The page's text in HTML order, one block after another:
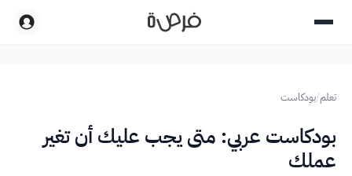
تعلم/بودكاست
بودكاست عربي: متى يجب عليك أن تغير
عملك